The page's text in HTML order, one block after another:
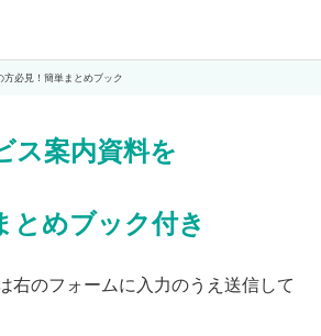
方必見！簡単まとめブック
ス案内資料を
とめブック付き
右のフォームに入力のうえ送信して